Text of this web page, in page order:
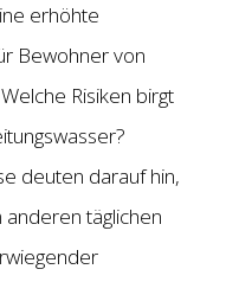
erhöhte
Bewohner von
Risiken birgt
deuten darauf hin,
täglichen